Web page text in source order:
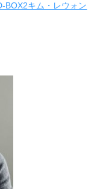
BOX2キム・レウォン